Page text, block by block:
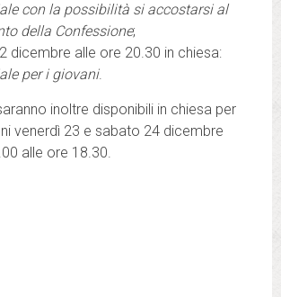
con la possibilità si accostarsi al
della Confessione;
dicembre alle ore 20.30 in chiesa:
per i giovani.
inoltre disponibili in chiesa per
venerdì 23 e sabato 24 dicembre
alle ore 18.30.